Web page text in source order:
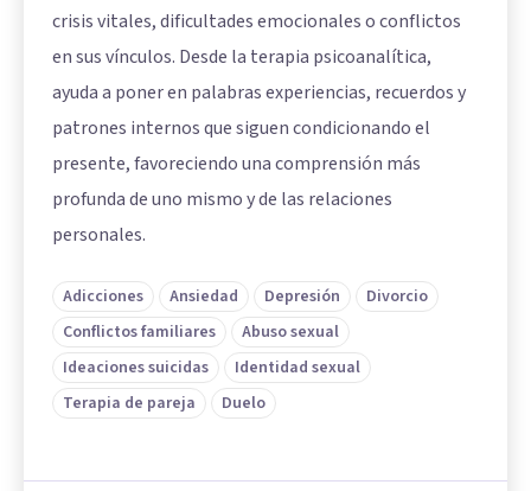
crisis vitales, dificultades emocionales o conflictos
en sus vínculos. Desde la terapia psicoanalítica,
ayuda a poner en palabras experiencias, recuerdos y
patrones internos que siguen condicionando el
presente, favoreciendo una comprensión más
profunda de uno mismo y de las relaciones
personales.
Adicciones Ansiedad Depresión
Divorcio
Conflictos familiares
Abuso sexual
Ideaciones suicidas
Identidad sexual
Terapia de pareja
Duelo